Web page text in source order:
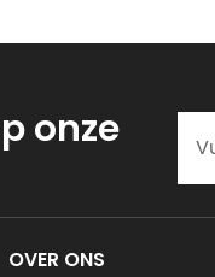
onze
OVER ONS